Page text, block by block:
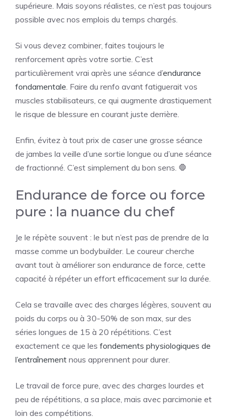
supérieure. Mais soyons réalistes, ce n’est pas toujours
possible avec nos emplois du temps chargés.
Si vous devez combiner, faites toujours le
renforcement après votre sortie. C’est
particulièrement vrai après une séance d’endurance
fondamentale. Faire du renfo avant fatiguerait vos
muscles stabilisateurs, ce qui augmente drastiquement
le risque de blessure en courant juste derrière.
Enfin, évitez à tout prix de caser une grosse séance
de jambes la veille d’une sortie longue ou d’une séance
de fractionné. C’est simplement du bon sens. 🛑
Endurance de force ou force
pure : la nuance du chef
Je le répète souvent : le but n’est pas de prendre de la
masse comme un bodybuilder. Le coureur cherche
avant tout à améliorer son endurance de force, cette
capacité à répéter un effort efficacement sur la durée.
Cela se travaille avec des charges légères, souvent au
poids du corps ou à 30-50% de son max, sur des
séries longues de 15 à 20 répétitions. C’est
exactement ce que les fondements physiologiques de
l’entraînement nous apprennent pour durer.
Le travail de force pure, avec des charges lourdes et
peu de répétitions, a sa place, mais avec parcimonie et
loin des compétitions.